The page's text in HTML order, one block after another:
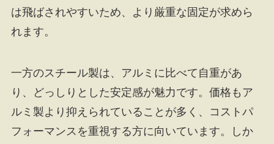
は飛ばされやすいため、より厳重な固定が求めら
れます。
一方のスチール製は、アルミに比べて自重があ
り、どっしりとした安定感が魅力です。価格もア
ルミ製より抑えられていることが多く、コストパ
フォーマンスを重視する方に向いています。しか